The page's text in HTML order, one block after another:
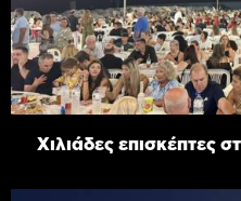
Χιλιάδες επισκέπτες